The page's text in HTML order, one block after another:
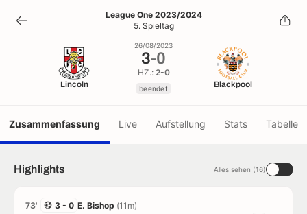
3-0
beendet
League One 2023/2024
5. Spieltag
Lincoln
26/08/2023
3-0
HZ.: 2-0
beendet Blackpool
Zusammenfassung Live Aufstellung Stats Tabelle
Highlights Alles sehen (16)
73' 3 - 0 E. Bishop (11m)